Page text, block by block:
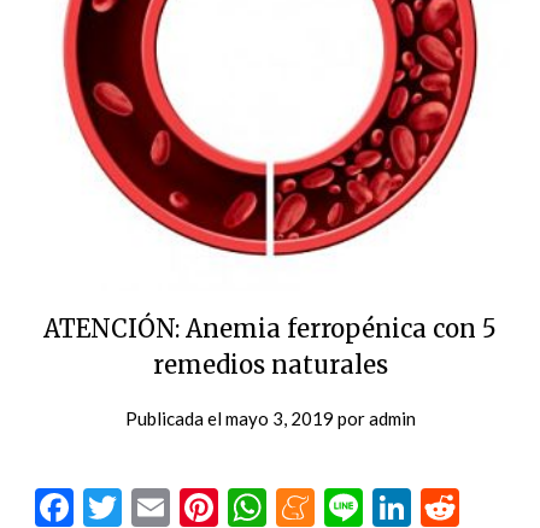
ATENCIÓN: Anemia ferropénica con 5
remedios naturales
Publicada elmayo 3, 2019 poradmin
Facebook
Twitter
EmailPinterest
WhatsApp
Meneame
Line